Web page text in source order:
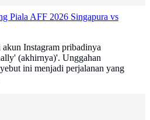
Piala AFF 2026 Singapura vs
Instagram pribadinya
(akhirnya)'. Unggahan
ini menjadi perjalanan yang